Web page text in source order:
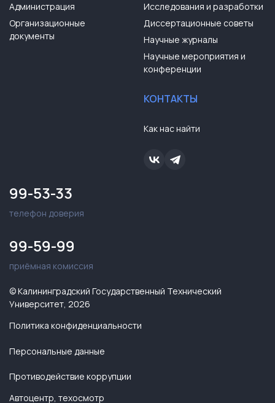
Администрация
Организационные
документы
Исследования и разработки
Диссертационные советы
Научные журналы
Научные мероприятия и
конференции
КОНТАКТЫ
Как нас найти
99-53-33
телефон доверия
99-59-99
приёмная комиссия
© Калининградский Государственный Технический
Университет, 2026
Политика конфиденциальности
Персональные данные
Противодействие коррупции
Автоцентр, техосмотр